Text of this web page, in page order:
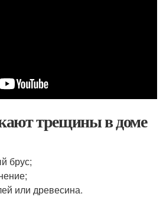
трещины в доме
брус;
или древесина.